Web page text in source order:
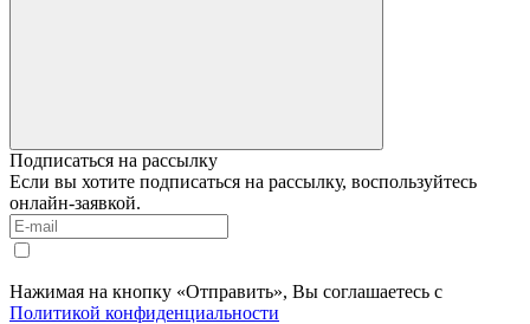
Подписаться на рассылку
Если вы хотите подписаться на рассылку, воспользуйтесь
онлайн-заявкой.
Нажимая на кнопку «Отправить», Вы соглашаетесь с
Политикой конфиденциальности